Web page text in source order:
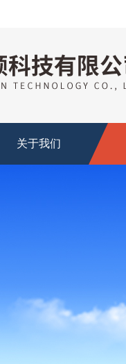
关于我们